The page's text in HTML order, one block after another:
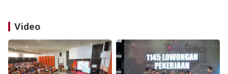
Video